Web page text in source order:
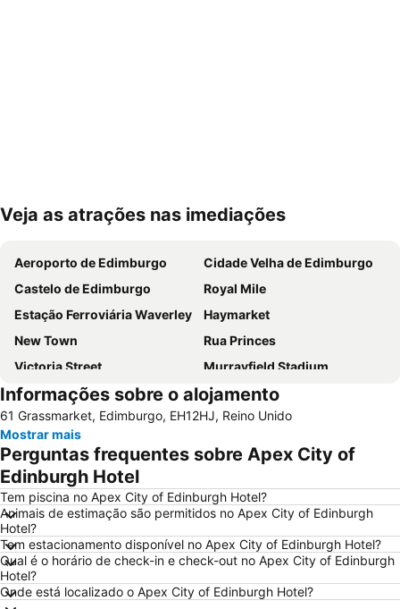
Ampliar mapa
Veja as atrações nas imediações
Aeroporto de Edimburgo
Cidade Velha de Edimburgo
Castelo de Edimburgo
Royal Mile
Estação Ferroviária Waverley
Haymarket
New Town
Rua Princes
Victoria Street
Murrayfield Stadium
Grassmarket
Museu Nacional da Escócia
Galeria Nacional da Escócia
Leith
City Art Centre
The Royal Mile Gallery
St James Quarter
The Witchery by the Castle
Edinburgh Park
Scott Monument
Marchmont
Stockbridge
Greyfriars Kirk
Cowgate
Braid Hills
Edinburgh Zoo
Informações sobre o alojamento
61 Grassmarket, Edimburgo, EH12HJ, Reino Unido
Mostrar mais
Perguntas frequentes sobre Apex City of
Edinburgh Hotel
Tem piscina no Apex City of Edinburgh Hotel?
Animais de estimação são permitidos no Apex City of Edinburgh
Hotel?
Tem estacionamento disponível no Apex City of Edinburgh Hotel?
Qual é o horário de check-in e check-out no Apex City of Edinburgh
Hotel?
Onde está localizado o Apex City of Edinburgh Hotel?